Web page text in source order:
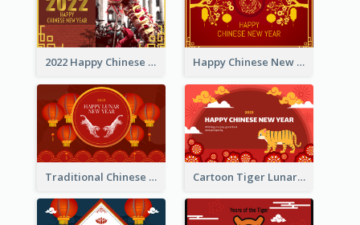
2022 Happy Chinese New Year Greeting Card With Photo Happy Chinese New Year Greeting Card With Chinese Tree Illustration
Traditional Chinese New Year Celebration Greeting Card Cartoon Tiger Lunar New Year Greeting Card